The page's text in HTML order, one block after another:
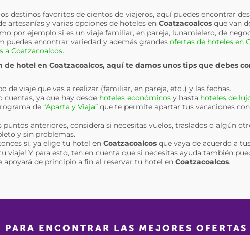
destinos favoritos de cientos de viajeros, aquí puedes encontrar
artesanías y varias opciones de hoteles en Coatzacoalcosque van
por ejemplo si es un viaje familiar, en pareja, lunamielero, de
encontrar variedad y además grandes ofertas de hoteles en
a Coatzacoalcos.
de hotel en Coatzacoalcos, aquí te damos unos tips que debes
de viaje que vas a realizar (familiar, en pareja, etc..) y las fechas.
ya que hay desde hoteles económicosy hasta hoteles de
de “Aparta y Viaja”que te permite apartar tus vacaciones
anteriores, considera si necesitas vuelos, traslados o algún
y sin problemas.
sí, ya elige tu hotel en Coatzacoalcosque vaya de acuerdo a
viaje! Y para esto, ten en cuenta que si necesitas ayuda también
apoyará de principio a fin al reservar tu hotel en Coatzacoalcos.
PARA ENCONTRAR LAS MEJORES OFERTAS